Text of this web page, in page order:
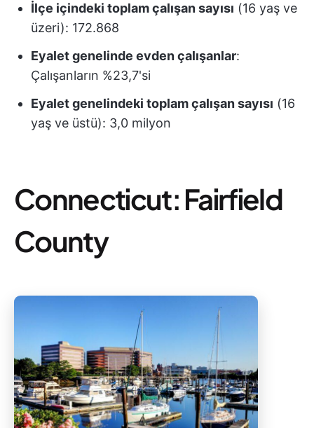
İlçe içindeki toplam çalışan sayısı (16 yaş ve
üzeri): 172.868
Eyalet genelinde evden çalışanlar:
Çalışanların %23,7'si
Eyalet genelindeki toplam çalışan sayısı (16
yaş ve üstü): 3,0 milyon
Connecticut: Fairfield
County